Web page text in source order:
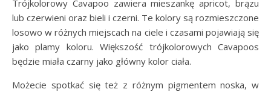
Trójkolorowy Cavapoo zawiera mieszankę apricot, brązu
lub czerwieni oraz bieli i czerni. Te kolory są rozmieszczone
losowo w różnych miejscach na ciele i czasami pojawiają się
jako plamy koloru. Większość trójkolorowych Cavapoos
będzie miała czarny jako główny kolor ciała.
Możecie spotkać się też z różnym pigmentem noska, w